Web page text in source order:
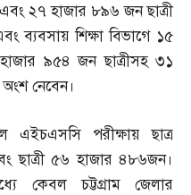
২৭ হাজার ৮৯৬ জন ছাত্রী
ব্যবসায় শিক্ষা বিভাগে ১৫
৯৫৪ জন ছাত্রীসহ ৩১
অংশ নেবেন।
এইচএসসি পরীক্ষায় ছাত্র
ছাত্রী ৫৬ হাজার ৪৮৬জন।
কেবল চট্টগ্রাম জেলার